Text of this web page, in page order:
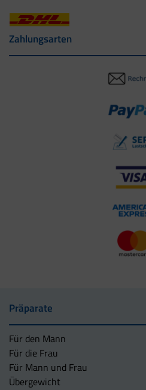
Zahlungsarten
Präparate
Für den Mann
Für die Frau
Für Mann und Frau
Übergewicht